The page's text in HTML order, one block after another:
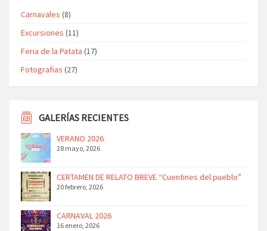
Carnavales (8)
Excursiones (11)
Feria de la Patata (17)
Fotografias (27)
GALERÍAS RECIENTES
VERANO 2026
28 mayo, 2026
CERTAMEN DE RELATO BREVE “Cuentines del pueblo”
20 febrero, 2026
CARNAVAL 2026
16 enero, 2026